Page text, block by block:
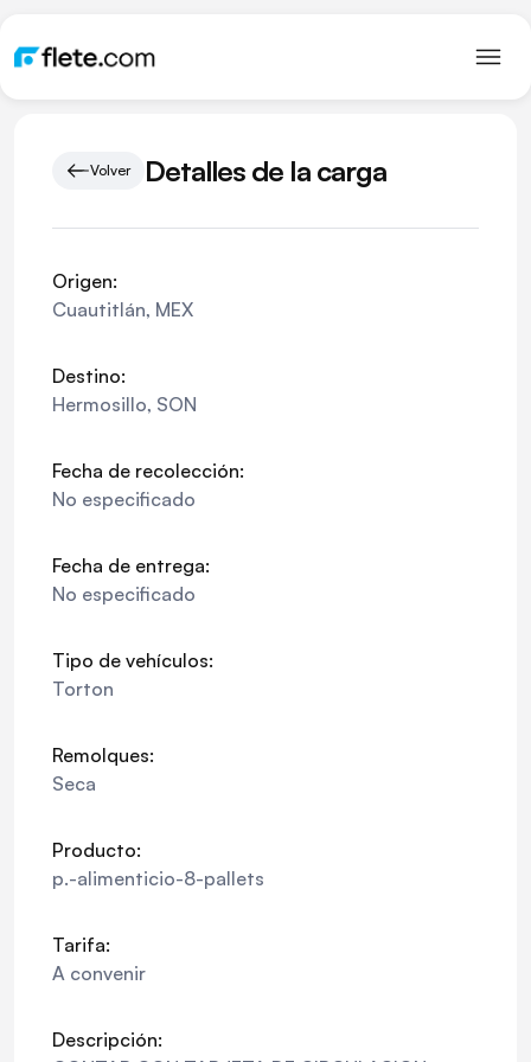
Volver Detalles de la carga
Origen:
Cuautitlán, MEX
Destino:
Hermosillo, SON
Fecha de recolección:
No especificado
Fecha de entrega:
No especificado
Tipo de vehículos:
Torton
Remolques:
Seca
Producto:
p.-alimenticio-8-pallets
Tarifa:
A convenir
Descripción: